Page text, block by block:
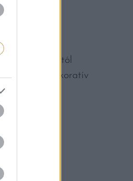
Mau House-tól
remek dekoratív